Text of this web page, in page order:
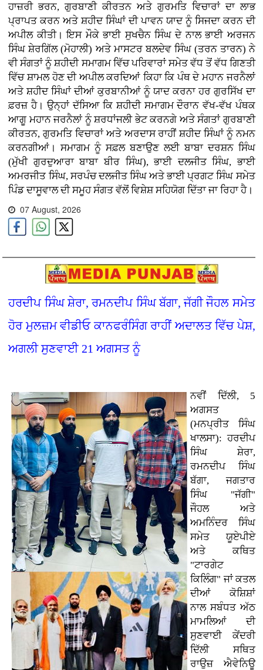
ਹਾਜ਼ਰੀ ਭਰਨ, ਗੁਰਬਾਣੀ ਕੀਰਤਨ ਅਤੇ ਗੁਰਮਤਿ ਵਿਚਾਰਾਂ ਦਾ ਲਾਭ
ਪ੍ਰਾਪਤ ਕਰਨ ਅਤੇ ਸ਼ਹੀਦ ਸਿੰਘਾਂ ਦੀ ਪਾਵਨ ਯਾਦ ਨੂੰ ਸਿਜਦਾ ਕਰਨ ਦੀ
ਅਪੀਲ ਕੀਤੀ। ਇਸ ਮੌਕੇ ਭਾਈ ਸੁਖਚੈਨ ਸਿੰਘ ਦੇ ਨਾਲ ਭਾਈ ਅਰਜਨ
ਸਿੰਘ ਸ਼ੇਰਗਿੱਲ (ਮੋਹਾਲੀ) ਅਤੇ ਮਾਸਟਰ ਬਲਦੇਵ ਸਿੰਘ (ਤਰਨ ਤਾਰਨ) ਨੇ
ਵੀ ਸੰਗਤਾਂ ਨੂੰ ਸ਼ਹੀਦੀ ਸਮਾਗਮ ਵਿੱਚ ਪਰਿਵਾਰਾਂ ਸਮੇਤ ਵੱਧ ਤੋਂ ਵੱਧ ਗਿਣਤੀ
ਵਿੱਚ ਸ਼ਾਮਲ ਹੋਣ ਦੀ ਅਪੀਲ ਕਰਦਿਆਂ ਕਿਹਾ ਕਿ ਪੰਥ ਦੇ ਮਹਾਨ ਜਰਨੈਲਾਂ
ਅਤੇ ਸ਼ਹੀਦ ਸਿੰਘਾਂ ਦੀਆਂ ਕੁਰਬਾਨੀਆਂ ਨੂੰ ਯਾਦ ਕਰਨਾ ਹਰ ਗੁਰਸਿੱਖ ਦਾ
ਫ਼ਰਜ਼ ਹੈ। ਉਨ੍ਹਾਂ ਦੱਸਿਆ ਕਿ ਸ਼ਹੀਦੀ ਸਮਾਗਮ ਦੌਰਾਨ ਵੱਖ-ਵੱਖ ਪੰਥਕ
ਆਗੂ ਮਹਾਨ ਜਰਨੈਲਾਂ ਨੂੰ ਸ਼ਰਧਾਂਜਲੀ ਭੇਟ ਕਰਨਗੇ ਅਤੇ ਸੰਗਤਾਂ ਗੁਰਬਾਣੀ
ਕੀਰਤਨ, ਗੁਰਮਤਿ ਵਿਚਾਰਾਂ ਅਤੇ ਅਰਦਾਸ ਰਾਹੀਂ ਸ਼ਹੀਦ ਸਿੰਘਾਂ ਨੂੰ ਨਮਨ
ਕਰਨਗੀਆਂ। ਸਮਾਗਮ ਨੂੰ ਸਫ਼ਲ ਬਣਾਉਣ ਲਈ ਬਾਬਾ ਦਰਸ਼ਨ ਸਿੰਘ
(ਮੁੱਖੀ ਗੁਰਦੁਆਰਾ ਬਾਬਾ ਬੀਰ ਸਿੰਘ), ਭਾਈ ਦਲਜੀਤ ਸਿੰਘ, ਭਾਈ
ਅਮਰਜੀਤ ਸਿੰਘ, ਸਰਪੰਚ ਦਲਜੀਤ ਸਿੰਘ ਅਤੇ ਭਾਈ ਪ੍ਰਗਟ ਸਿੰਘ ਸਮੇਤ
ਪਿੰਡ ਦਾਸੂਵਾਲ ਦੀ ਸਮੂਹ ਸੰਗਤ ਵੱਲੋਂ ਵਿਸ਼ੇਸ਼ ਸਹਿਯੋਗ ਦਿੱਤਾ ਜਾ ਰਿਹਾ ਹੈ।
07 August, 2026
ਹਰਦੀਪ ਸਿੰਘ ਸ਼ੇਰਾ, ਰਮਨਦੀਪ ਸਿੰਘ ਬੱਗਾ, ਜੱਗੀ ਜੌਹਲ ਸਮੇਤ
ਹੋਰ ਮੁਲਜ਼ਮ ਵੀਡੀਓ ਕਾਨਫਰੰਸਿੰਗ ਰਾਹੀਂ ਅਦਾਲਤ ਵਿੱਚ ਪੇਸ਼,
ਅਗਲੀ ਸੁਣਵਾਈ 21 ਅਗਸਤ ਨੂੰ
ਨਵੀਂ ਦਿੱਲੀ, 5
ਅਗਸਤ
(ਮਨਪ੍ਰੀਤ ਸਿੰਘ
ਖਾਲਸਾ): ਹਰਦੀਪ
ਸਿੰਘ ਸ਼ੇਰਾ,
ਰਮਨਦੀਪ ਸਿੰਘ
ਬੱਗਾ, ਜਗਤਾਰ
ਸਿੰਘ "ਜੱਗੀ"
ਜੌਹਲ ਅਤੇ
ਅਮਨਿੰਦਰ ਸਿੰਘ
ਸਮੇਤ ਯੂਏਪੀਏ
ਅਤੇ ਕਥਿਤ
"ਟਾਰਗੇਟ
ਕਿਲਿੰਗ" ਜਾਂ ਕਤਲ
ਦੀਆਂ ਕੋਸ਼ਿਸ਼ਾਂ
ਨਾਲ ਸਬੰਧਤ ਅੱਠ
ਮਾਮਲਿਆਂ ਦੀ
ਸੁਣਵਾਈ ਕੇਂਦਰੀ
ਦਿੱਲੀ ਸਥਿਤ
ਰਾਉਜ਼ ਐਵੇਨਿਊ